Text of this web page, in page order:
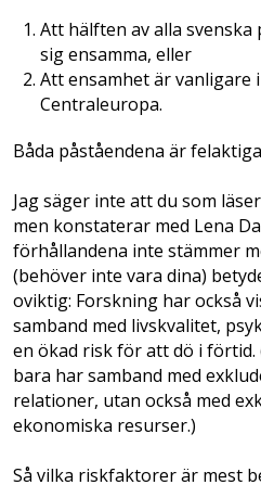
Att hälften av alla
sig ensamma, eller
Att ensamhet är vanligare
Central­europa.
Båda påståendena är
Jag säger inte att du som
men konstaterar med Lena
förhållandena inte stämmer
(behöver inte vara dina)
oviktig: Forskning har också
samband med livskvalitet,
en ökad risk för att dö i förtid.
bara har samband med
relationer, utan också med
ekonomiska resurser.)
Så vilka riskfaktorer är mest